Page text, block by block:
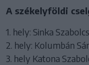
A székelyföldi
1. hely: Sinka
2. hely: Kolumbán
3. hely Katona